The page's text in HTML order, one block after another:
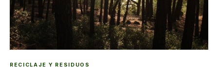
RECICLAJE Y RESIDUOS